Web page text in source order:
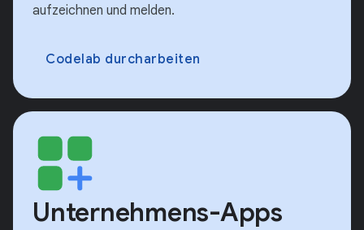
aufzeichnen und melden.
Codelab durcharbeiten
Unternehmens-Apps